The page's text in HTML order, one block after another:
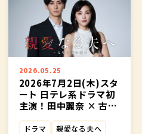
2026.05.25
2026年7月2日(木)スタ
ート 日テレ系ドラマ初
主演！田中麗奈 × 古川
ドラマ 親愛なる夫へ